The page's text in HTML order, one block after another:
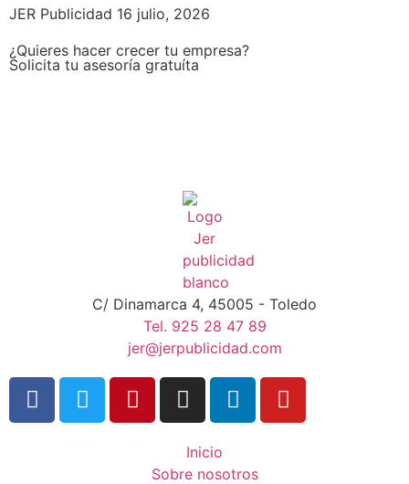
JER Publicidad 16 julio, 2026
¿Quieres hacer crecer tu empresa?
Solicita tu asesoría gratuíta
C/ Dinamarca 4, 45005 - Toledo
Tel. 925 28 47 89
jer@jerpublicidad.com
Inicio
Sobre nosotros